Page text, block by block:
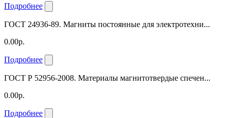
Подробнее
ГОСТ 24936-89. Магниты постоянные для электротехни...
0.00р.
Подробнее
ГОСТ Р 52956-2008. Материалы магнитотвердые спечен...
0.00р.
Подробнее